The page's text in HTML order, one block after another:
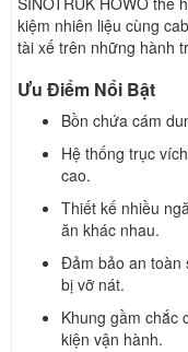
kiệm nhiên liệu cùng
tài xế trên những hành
Ưu Điểm Nổi Bật
Bồn chứa cám
Hệ thống trục
cao.
Thiết kế nhiều
ăn khác nhau.
Đảm bảo an toàn
bị vỡ nát.
Khung gầm chắc
kiện vận hành.